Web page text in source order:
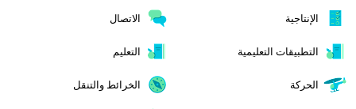
الإنتاجية الاتصال
التطبيقات التعليمية التعليم
الحركة الخرائط والتنقل